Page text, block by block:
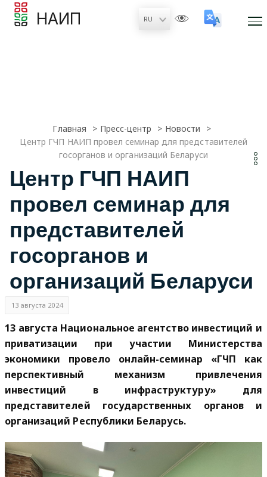
НАИП
Главная Пресс-центр
Новости
Центр ГЧП НАИП провел семинар для представителей
госорганов и организаций Беларуси
Центр ГЧП НАИП
провел семинар для
представителей
госорганов и
организаций Беларуси
13 августа 2024
13 августа Национальное агентство инвестиций и
приватизации при участии Министерства
экономики провело онлайн-семинар «ГЧП как
перспективный механизм привлечения
инвестиций в инфраструктуру» для
представителей государственных органов и
организаций Республики Беларусь.